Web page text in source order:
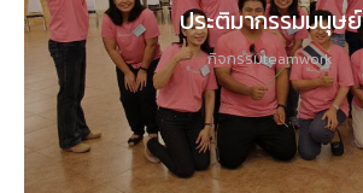
ประติมากรรมมนุษย์
กิจกรรมteamwork